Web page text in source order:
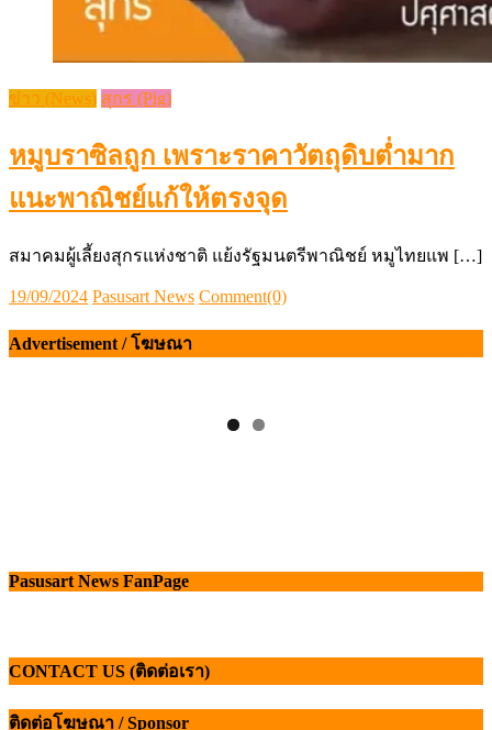
ข่าว (News) สุกร (Pig)
หมูบราซิลถูก เพราะราคาวัตถุดิบต่ำมาก
แนะพาณิชย์แก้ให้ตรงจุด
สมาคมผู้เลี้ยงสุกรแห่งชาติ แย้งรัฐมนตรีพาณิชย์ หมูไทยแพ […]
Posted
19/09/2024 Author
Pasusart News Comment(0)
Advertisement / โฆษณา
Pasusart News FanPage
CONTACT US (ติดต่อเรา)
ติดต่อโฆษณา / Sponsor